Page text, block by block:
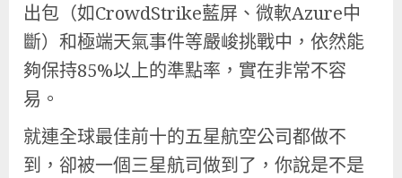
出包（如CrowdStrike藍屏、微軟Azure中
斷）和極端天氣事件等嚴峻挑戰中，依然能
夠保持85%以上的準點率，實在非常不容
易。
就連全球最佳前十的五星航空公司都做不
到，卻被一個三星航司做到了，你說是不是